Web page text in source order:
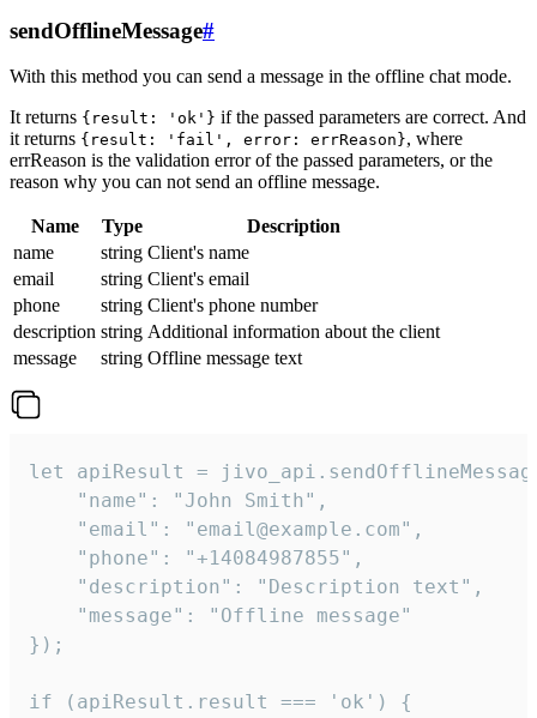
sendOfflineMessage#
With this method you can send a message in the offline chat mode.
It returns {result: 'ok'} if the passed parameters are correct. And
it returns {result: 'fail', error: errReason}, where
errReason is the validation error of the passed parameters, or the
reason why you can not send an offline message.
Name Type
Description
name
string Client's name
email
string Client's email
phone
string Client's phone number
description string Additional information about the client
message
string Offline message text
let apiResult =
    "name": "John Smith",
    "email": "email@example.com",
    "phone": "+14084987855",
    "description": "Description text",
    "message": "Offline message"
});
if (apiResult.result === 'ok') {